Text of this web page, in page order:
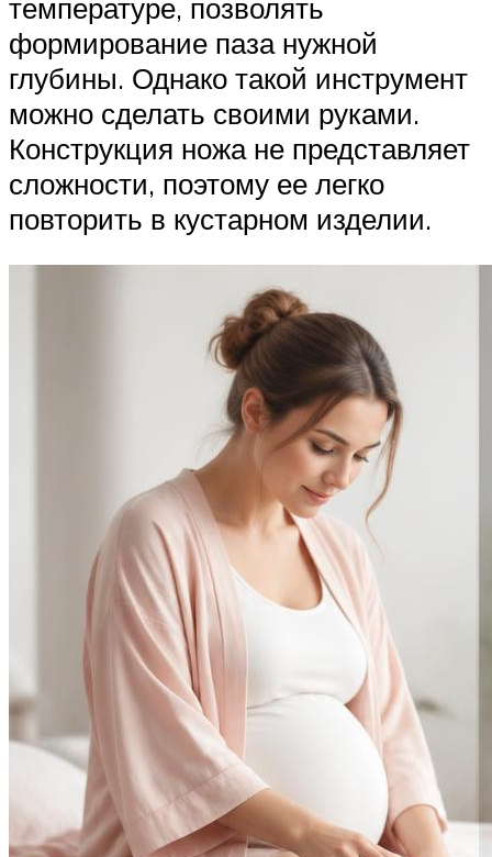
температуре, позволять
формирование паза нужной
глубины. Однако такой инструмент
можно сделать своими руками.
Конструкция ножа не представляет
сложности, поэтому ее легко
повторить в кустарном изделии.